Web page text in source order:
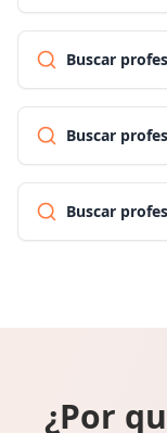
Buscar
Buscar
Buscar
¿Por